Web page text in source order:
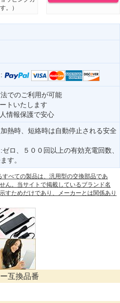
。）
でのご利用が可能
トいたします
情報保護で安心
熱時、短絡時は自動停止される安全
ロ、５００回以上の有効充電回数、
す。
べての製品は、汎用型の交換部品であ
ん。当サイトで掲載しているブランド名
すためだけであり、メーカーとは関係あり
互換品番